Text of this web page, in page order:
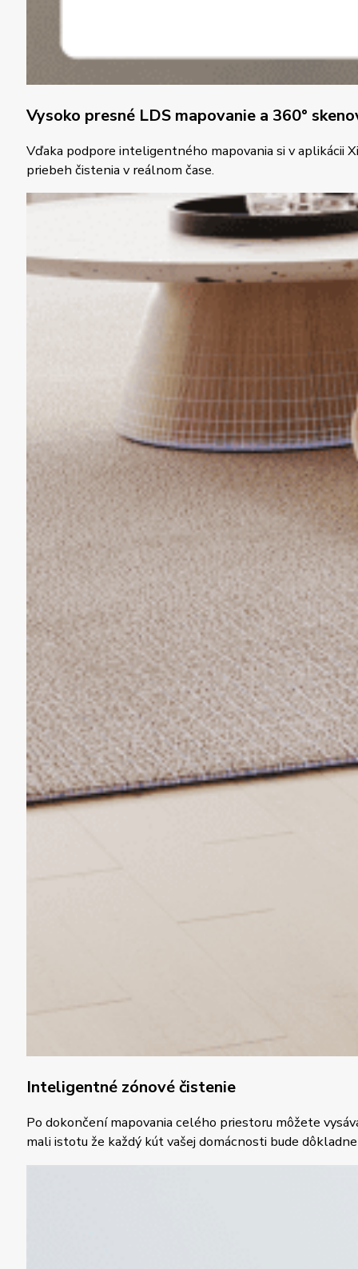
Vysoko presné LDS mapovanie a 360°
Vďaka podpore inteligentného mapovania si v aplikácii
priebeh čistenia v reálnom čase.
Inteligentné zónové čistenie
Po dokončení mapovania celého priestoru môžete
mali istotu že každý kút vašej domácnosti bude